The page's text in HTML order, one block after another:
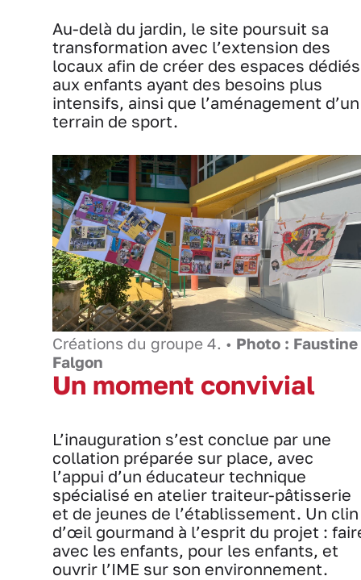
Au-delà du jardin, le site poursuit sa
transformation avec l’extension des
locaux afin de créer des espaces dédiés
aux enfants ayant des besoins plus
intensifs, ainsi que l’aménagement d’un
terrain de sport.
Créations du groupe 4. • Photo : Faustine
Falgon
Un moment convivial
L’inauguration s’est conclue par une
collation préparée sur place, avec
l’appui d’un éducateur technique
spécialisé en atelier traiteur-pâtisserie
et de jeunes de l’établissement. Un clin
d’œil gourmand à l’esprit du projet :
avec les enfants, pour les enfants, et
ouvrir l’IME sur son environnement.